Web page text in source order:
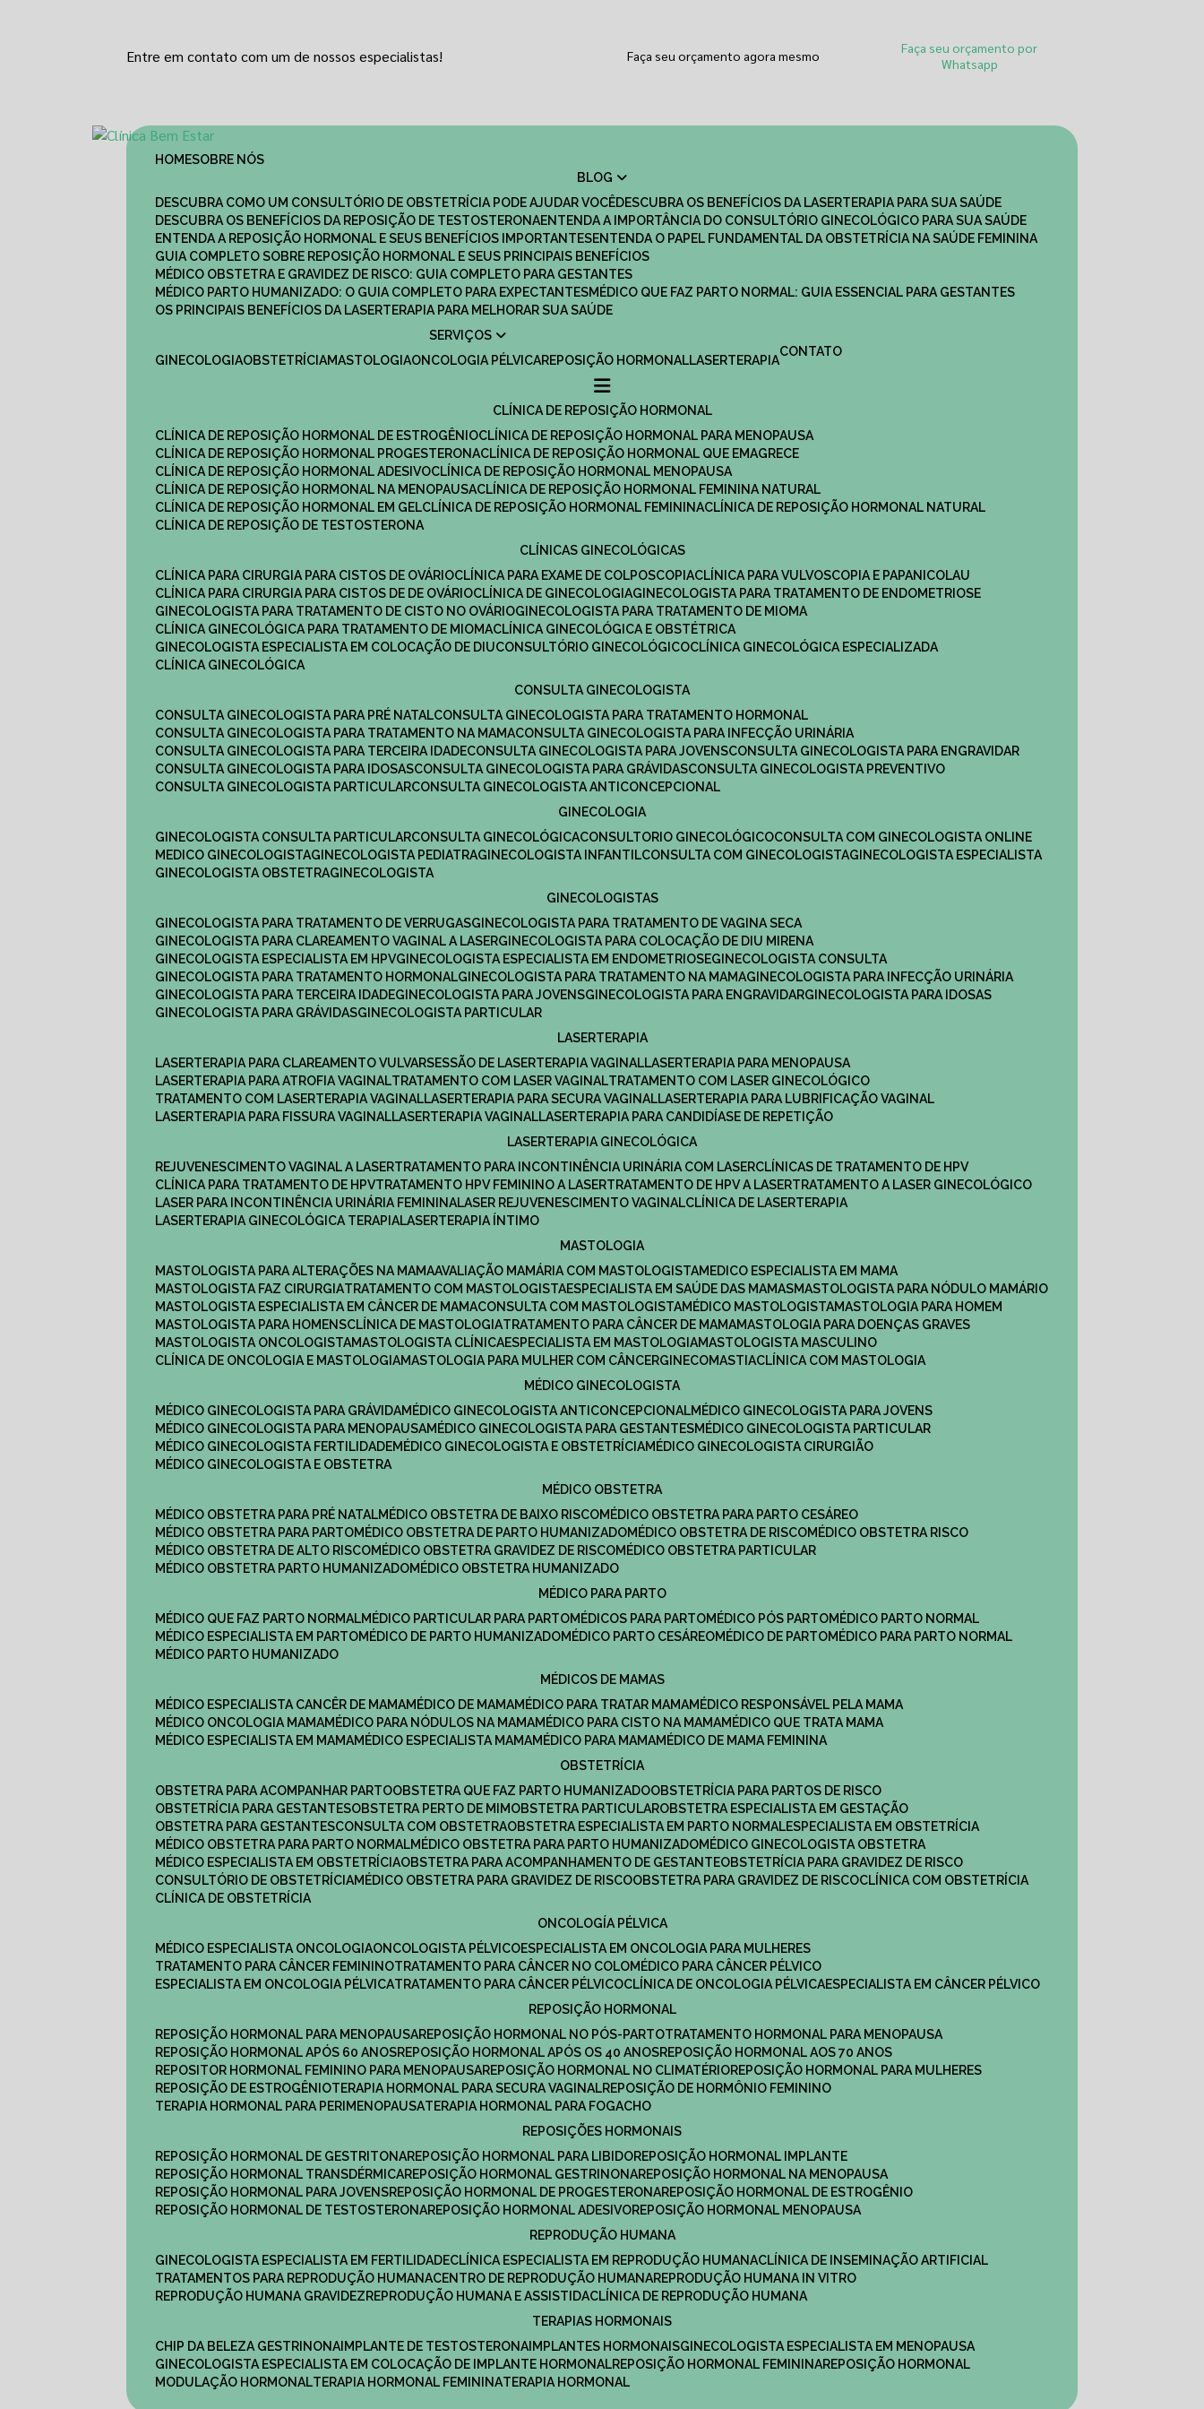
Entre em contato com um de nossos especialistas! Faça seu orçamento agora mesmo
Faça seu orçamento por
Whatsapp
HOME
SOBRE NÓS
BLOG
DESCUBRA COMO UM CONSULTÓRIO DE OBSTETRÍCIA PODE AJUDAR VOCÊ
DESCUBRA OS BENEFÍCIOS DA LASERTERAPIA PARA SUA SAÚDE
DESCUBRA OS BENEFÍCIOS DA REPOSIÇÃO DE TESTOSTERONA
ENTENDA A IMPORTÂNCIA DO CONSULTÓRIO GINECOLÓGICO PARA SUA SAÚDE
ENTENDA A REPOSIÇÃO HORMONAL E SEUS BENEFÍCIOS IMPORTANTES
ENTENDA O PAPEL FUNDAMENTAL DA OBSTETRÍCIA NA SAÚDE FEMININA
GUIA COMPLETO SOBRE REPOSIÇÃO HORMONAL E SEUS PRINCIPAIS BENEFÍCIOS
MÉDICO OBSTETRA E GRAVIDEZ DE RISCO: GUIA COMPLETO PARA GESTANTES
MÉDICO PARTO HUMANIZADO: O GUIA COMPLETO PARA EXPECTANTES
MÉDICO QUE FAZ PARTO NORMAL: GUIA ESSENCIAL PARA GESTANTES
OS PRINCIPAIS BENEFÍCIOS DA LASERTERAPIA PARA MELHORAR SUA SAÚDE
SERVIÇOS
GINECOLOGIA
OBSTETRÍCIA MASTOLOGIA ONCOLOGIA PÉLVICA REPOSIÇÃO HORMONAL LASERTERAPIA
CONTATO
CLÍNICA DE REPOSIÇÃO HORMONAL
CLÍNICA DE REPOSIÇÃO HORMONAL DE ESTROGÊNIO
CLÍNICA DE REPOSIÇÃO HORMONAL PARA MENOPAUSA
CLÍNICA DE REPOSIÇÃO HORMONAL PROGESTERONA
CLÍNICA DE REPOSIÇÃO HORMONAL QUE EMAGRECE
CLÍNICA DE REPOSIÇÃO HORMONAL ADESIVO
CLÍNICA DE REPOSIÇÃO HORMONAL MENOPAUSA
CLÍNICA DE REPOSIÇÃO HORMONAL NA MENOPAUSA
CLÍNICA DE REPOSIÇÃO HORMONAL FEMININA NATURAL
CLÍNICA DE REPOSIÇÃO HORMONAL EM GEL
CLÍNICA DE REPOSIÇÃO HORMONAL FEMININA
CLÍNICA DE REPOSIÇÃO HORMONAL NATURAL
CLÍNICA DE REPOSIÇÃO DE TESTOSTERONA
CLÍNICAS GINECOLÓGICAS
CLÍNICA PARA CIRURGIA PARA CISTOS DE OVÁRIO
CLÍNICA PARA EXAME DE COLPOSCOPIA
CLÍNICA PARA VULVOSCOPIA E PAPANICOLAU
CLÍNICA PARA CIRURGIA PARA CISTOS DE DE OVÁRIO
CLÍNICA DE GINECOLOGIA
GINECOLOGISTA PARA TRATAMENTO DE ENDOMETRIOSE
GINECOLOGISTA PARA TRATAMENTO DE CISTO NO OVÁRIO
GINECOLOGISTA PARA TRATAMENTO DE MIOMA
CLÍNICA GINECOLÓGICA PARA TRATAMENTO DE MIOMA
CLÍNICA GINECOLÓGICA E OBSTÉTRICA
GINECOLOGISTA ESPECIALISTA EM COLOCAÇÃO DE DIU
CONSULTÓRIO GINECOLÓGICO
CLÍNICA GINECOLÓGICA ESPECIALIZADA
CLÍNICA GINECOLÓGICA
CONSULTA GINECOLOGISTA
CONSULTA GINECOLOGISTA PARA PRÉ NATAL
CONSULTA GINECOLOGISTA PARA TRATAMENTO HORMONAL
CONSULTA GINECOLOGISTA PARA TRATAMENTO NA MAMA
CONSULTA GINECOLOGISTA PARA INFECÇÃO URINÁRIA
CONSULTA GINECOLOGISTA PARA TERCEIRA IDADE
CONSULTA GINECOLOGISTA PARA JOVENS
CONSULTA GINECOLOGISTA PARA ENGRAVIDAR
CONSULTA GINECOLOGISTA PARA IDOSAS
CONSULTA GINECOLOGISTA PARA GRÁVIDAS
CONSULTA GINECOLOGISTA PREVENTIVO
CONSULTA GINECOLOGISTA PARTICULAR
CONSULTA GINECOLOGISTA ANTICONCEPCIONAL
GINECOLOGIA
GINECOLOGISTA CONSULTA PARTICULAR​
CONSULTA GINECOLÓGICA​ CONSULTORIO GINECOLÓGICO​
CONSULTA COM GINECOLOGISTA ONLINE​
MEDICO GINECOLOGISTA​
GINECOLOGISTA PEDIATRA​ GINECOLOGISTA INFANTIL​ CONSULTA COM GINECOLOGISTA​
GINECOLOGISTA ESPECIALISTA
GINECOLOGISTA OBSTETRA​
GINECOLOGISTA
GINECOLOGISTAS
GINECOLOGISTA PARA TRATAMENTO DE VERRUGAS
GINECOLOGISTA PARA TRATAMENTO DE VAGINA SECA
GINECOLOGISTA PARA CLAREAMENTO VAGINAL A LASER
GINECOLOGISTA PARA COLOCAÇÃO DE DIU MIRENA
GINECOLOGISTA ESPECIALISTA EM HPV
GINECOLOGISTA ESPECIALISTA EM ENDOMETRIOSE
GINECOLOGISTA CONSULTA
GINECOLOGISTA PARA TRATAMENTO HORMONAL
GINECOLOGISTA PARA TRATAMENTO NA MAMA
GINECOLOGISTA PARA INFECÇÃO URINÁRIA
GINECOLOGISTA PARA TERCEIRA IDADE
GINECOLOGISTA PARA JOVENS GINECOLOGISTA PARA ENGRAVIDAR
GINECOLOGISTA PARA IDOSAS
GINECOLOGISTA PARA GRÁVIDAS
GINECOLOGISTA PARTICULAR
LASERTERAPIA
LASERTERAPIA PARA CLAREAMENTO VULVAR
SESSÃO DE LASERTERAPIA​ VAGINAL LASERTERAPIA PARA MENOPAUSA
LASERTERAPIA PARA ATROFIA VAGINAL
TRATAMENTO COM LASER VAGINAL
TRATAMENTO COM LASER GINECOLÓGICO
TRATAMENTO COM LASERTERAPIA​ VAGINAL LASERTERAPIA PARA SECURA VAGINAL​ LASERTERAPIA PARA LUBRIFICAÇÃO VAGINAL​
LASERTERAPIA PARA FISSURA VAGINAL​ LASERTERAPIA VAGINAL​ LASERTERAPIA PARA CANDIDÍASE DE REPETIÇÃO
LASERTERAPIA GINECOLÓGICA
REJUVENESCIMENTO VAGINAL A LASER
TRATAMENTO PARA INCONTINÊNCIA URINÁRIA COM LASER
CLÍNICAS DE TRATAMENTO DE HPV
CLÍNICA PARA TRATAMENTO DE HPV
TRATAMENTO HPV FEMININO A LASER TRATAMENTO DE HPV A LASER
TRATAMENTO A LASER GINECOLÓGICO
LASER PARA INCONTINÊNCIA URINÁRIA FEMININA LASER REJUVENESCIMENTO VAGINAL
CLÍNICA DE LASERTERAPIA
LASERTERAPIA GINECOLÓGICA TERAPIA LASERTERAPIA ÍNTIMO
MASTOLOGIA
MASTOLOGISTA PARA ALTERAÇÕES NA MAMA AVALIAÇÃO MAMÁRIA COM MASTOLOGISTA
MEDICO ESPECIALISTA EM MAMA​
MASTOLOGISTA FAZ CIRURGIA
TRATAMENTO COM MASTOLOGISTA ESPECIALISTA EM SAÚDE DAS MAMAS
MASTOLOGISTA PARA NÓDULO MAMÁRIO
MASTOLOGISTA ESPECIALISTA EM CÂNCER DE MAMA
CONSULTA COM MASTOLOGISTA MÉDICO MASTOLOGISTA
MASTOLOGIA PARA HOMEM
MASTOLOGISTA PARA HOMENS
CLÍNICA DE MASTOLOGIA TRATAMENTO PARA CÂNCER DE MAMA
MASTOLOGIA PARA DOENÇAS GRAVES
MASTOLOGISTA ONCOLOGISTA
MASTOLOGISTA CLÍNICA ESPECIALISTA EM MASTOLOGIA
MASTOLOGISTA MASCULINO
CLÍNICA DE ONCOLOGIA E MASTOLOGIA
MASTOLOGIA PARA MULHER COM CÂNCER GINECOMASTIA
CLÍNICA COM MASTOLOGIA
MÉDICO GINECOLOGISTA
MÉDICO GINECOLOGISTA PARA GRÁVIDA
MÉDICO GINECOLOGISTA ANTICONCEPCIONAL
MÉDICO GINECOLOGISTA PARA JOVENS
MÉDICO GINECOLOGISTA PARA MENOPAUSA
MÉDICO GINECOLOGISTA PARA GESTANTES
MÉDICO GINECOLOGISTA PARTICULAR
MÉDICO GINECOLOGISTA FERTILIDADE
MÉDICO GINECOLOGISTA E OBSTETRÍCIA
MÉDICO GINECOLOGISTA CIRURGIÃO
MÉDICO GINECOLOGISTA E OBSTETRA
MÉDICO OBSTETRA
MÉDICO OBSTETRA PARA PRÉ NATAL
MÉDICO OBSTETRA DE BAIXO RISCO
MÉDICO OBSTETRA PARA PARTO CESÁREO
MÉDICO OBSTETRA PARA PARTO
MÉDICO OBSTETRA DE PARTO HUMANIZADO MÉDICO OBSTETRA DE RISCO
MÉDICO OBSTETRA RISCO
MÉDICO OBSTETRA DE ALTO RISCO
MÉDICO OBSTETRA GRAVIDEZ DE RISCO
MÉDICO OBSTETRA PARTICULAR
MÉDICO OBSTETRA PARTO HUMANIZADO
MÉDICO OBSTETRA HUMANIZADO
MÉDICO PARA PARTO
MÉDICO QUE FAZ PARTO NORMAL
MÉDICO PARTICULAR PARA PARTO MÉDICOS PARA PARTO MÉDICO PÓS PARTO
MÉDICO PARTO NORMAL
MÉDICO ESPECIALISTA EM PARTO
MÉDICO DE PARTO HUMANIZADO MÉDICO PARTO CESÁREO MÉDICO DE PARTO
MÉDICO PARA PARTO NORMAL
MÉDICO PARTO HUMANIZADO
MÉDICOS DE MAMAS
MÉDICO ESPECIALISTA CANCÊR DE MAMA
MÉDICO DE MAMA MÉDICO PARA TRATAR MAMA
MÉDICO RESPONSÁVEL PELA MAMA
MÉDICO ONCOLOGIA MAMA
MÉDICO PARA NÓDULOS NA MAMA MÉDICO PARA CISTO NA MAMA
MÉDICO QUE TRATA MAMA
MÉDICO ESPECIALISTA EM MAMA
MÉDICO ESPECIALISTA MAMA MÉDICO PARA MAMA
MÉDICO DE MAMA FEMININA
OBSTETRÍCIA
OBSTETRA PARA ACOMPANHAR PARTO
OBSTETRA QUE FAZ PARTO HUMANIZADO
OBSTETRÍCIA PARA PARTOS DE RISCO
OBSTETRÍCIA PARA GESTANTES
OBSTETRA PERTO DE MIM OBSTETRA PARTICULAR
OBSTETRA ESPECIALISTA EM GESTAÇÃO
OBSTETRA PARA GESTANTES
CONSULTA COM OBSTETRA OBSTETRA ESPECIALISTA EM PARTO NORMAL ESPECIALISTA EM OBSTETRÍCIA
MÉDICO OBSTETRA PARA PARTO NORMAL
MÉDICO OBSTETRA PARA PARTO HUMANIZADO
MÉDICO GINECOLOGISTA OBSTETRA
MÉDICO ESPECIALISTA EM OBSTETRÍCIA
OBSTETRA PARA ACOMPANHAMENTO DE GESTANTE
OBSTETRÍCIA PARA GRAVIDEZ DE RISCO
CONSULTÓRIO DE OBSTETRÍCIA
MÉDICO OBSTETRA PARA GRAVIDEZ DE RISCO OBSTETRA PARA GRAVIDEZ DE RISCO
CLÍNICA COM OBSTETRÍCIA
CLÍNICA DE OBSTETRÍCIA
ONCOLOGÍA PÉLVICA
MÉDICO ESPECIALISTA ONCOLOGIA
ONCOLOGISTA PÉLVICO ESPECIALISTA EM ONCOLOGIA PARA MULHERES
TRATAMENTO PARA CÂNCER FEMININO
TRATAMENTO PARA CÂNCER NO COLO
MÉDICO PARA CÂNCER PÉLVICO
ESPECIALISTA EM ONCOLOGIA PÉLVICA
TRATAMENTO PARA CÂNCER PÉLVICO CLÍNICA DE ONCOLOGIA PÉLVICA ESPECIALISTA EM CÂNCER PÉLVICO
REPOSIÇÃO HORMONAL
REPOSIÇÃO HORMONAL PARA MENOPAUSA
REPOSIÇÃO HORMONAL NO PÓS-PARTO
TRATAMENTO HORMONAL PARA MENOPAUSA
REPOSIÇÃO HORMONAL APÓS 60 ANOS
REPOSIÇÃO HORMONAL APÓS OS 40 ANOS
REPOSIÇÃO HORMONAL AOS 70 ANOS
REPOSITOR HORMONAL FEMININO PARA MENOPAUSA
REPOSIÇÃO HORMONAL NO CLIMATÉRIO
REPOSIÇÃO HORMONAL PARA MULHERES
REPOSIÇÃO DE ESTROGÊNIO
TERAPIA HORMONAL PARA SECURA VAGINAL
REPOSIÇÃO DE HORMÔNIO FEMININO
TERAPIA HORMONAL PARA PERIMENOPAUSA
TERAPIA HORMONAL PARA FOGACHO
REPOSIÇÕES HORMONAIS
REPOSIÇÃO HORMONAL DE GESTRITONA
REPOSIÇÃO HORMONAL PARA LIBIDO
REPOSIÇÃO HORMONAL IMPLANTE
REPOSIÇÃO HORMONAL TRANSDÉRMICA
REPOSIÇÃO HORMONAL GESTRINONA
REPOSIÇÃO HORMONAL NA MENOPAUSA
REPOSIÇÃO HORMONAL PARA JOVENS
REPOSIÇÃO HORMONAL DE PROGESTERONA
REPOSIÇÃO HORMONAL DE ESTROGÊNIO
REPOSIÇÃO HORMONAL DE TESTOSTERONA
REPOSIÇÃO HORMONAL ADESIVO
REPOSIÇÃO HORMONAL MENOPAUSA
REPRODUÇÃO HUMANA
GINECOLOGISTA ESPECIALISTA EM FERTILIDADE
CLÍNICA ESPECIALISTA EM REPRODUÇÃO HUMANA
CLÍNICA DE INSEMINAÇÃO ARTIFICIAL
TRATAMENTOS PARA REPRODUÇÃO HUMANA
CENTRO DE REPRODUÇÃO HUMANA
REPRODUÇÃO HUMANA IN VITRO
REPRODUÇÃO HUMANA GRAVIDEZ
REPRODUÇÃO HUMANA E ASSISTIDA
CLÍNICA DE REPRODUÇÃO HUMANA
TERAPIAS HORMONAIS
CHIP DA BELEZA GESTRINONA IMPLANTE DE TESTOSTERONA IMPLANTES HORMONAIS
GINECOLOGISTA ESPECIALISTA EM MENOPAUSA
GINECOLOGISTA ESPECIALISTA EM COLOCAÇÃO DE IMPLANTE HORMONAL
REPOSIÇÃO HORMONAL FEMININA
REPOSIÇÃO HORMONAL
MODULAÇÃO HORMONAL
TERAPIA HORMONAL FEMININA TERAPIA HORMONAL